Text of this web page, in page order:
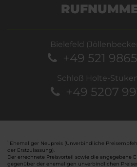
Bielefeld
+49 521
Schloß Holte-
+49 5207
Ehemaliger Neupreis (Unverbindliche
der Erstzulassung).
Der errechnete Preisvorteil sowie die angegebene
gegenüber der ehemaligen unverbindlichen